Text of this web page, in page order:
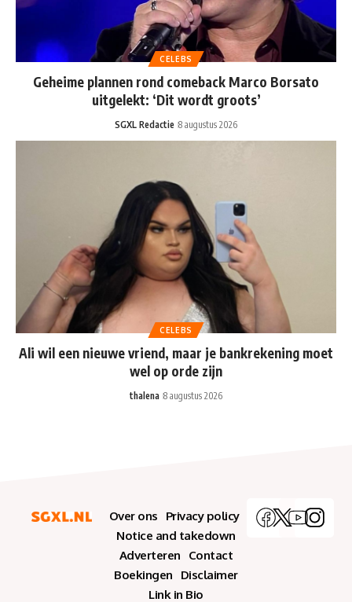
CELEBS
Geheime plannen rond comeback Marco Borsato
uitgelekt: ‘Dit wordt groots’
SGXL Redactie 8 augustus 2026
CELEBS
Ali wil een nieuwe vriend, maar je bankrekening moet
wel op orde zijn
thalena 8 augustus 2026
Over ons
Privacy policy
Notice and takedown
Adverteren
Contact
Boekingen
Disclaimer
Link in Bio